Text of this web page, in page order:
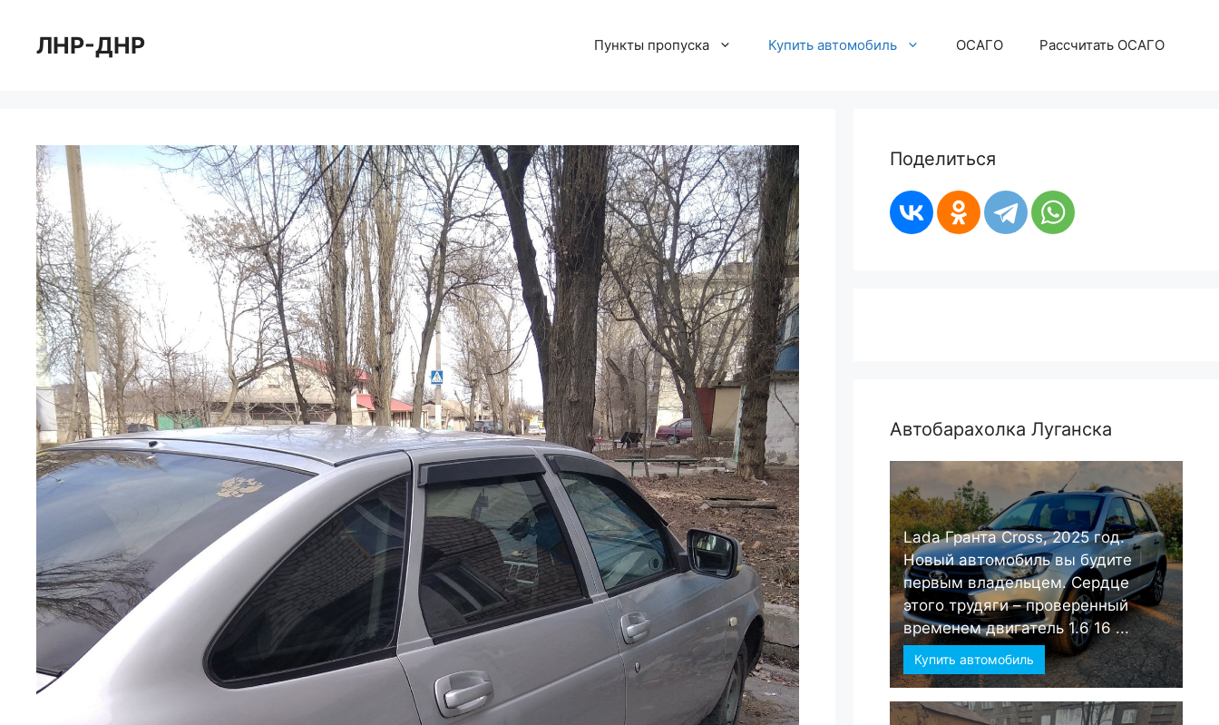
содержимому
ЛНР-ДНР Пункты пропуска Купить автомобиль ОСАГО Рассчитать ОСАГО
Поделиться
Автобарахолка Луганска
Lada Гранта Cross, 2025 год.
Новый автомобиль вы будите
первым владельцем. Сердце
этого трудяги – проверенный
временем двигатель 1.6 16 ...
Купить автомобиль